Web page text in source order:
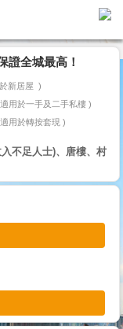
證全城最高！
新居屋
適用於一手及二手私樓
適用於轉按套現
不足人士)、唐樓、村